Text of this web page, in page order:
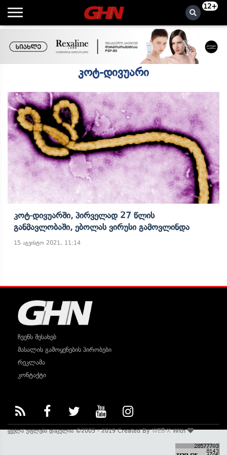
12+
კოტ-დივუარი
Კოტ-Დივუარში, Პირველად 27 Წლის
Განმავლობაში, Ებოლას Ვირუსი Გამოვლინდა
15 აგვისტო 2021, 11:14
ჩვენს შესახებ
მასალის გამოყენების პირობები
რეკლამა
კონტაქტი
ყველა უფლება დაცულია ©2005 - 2019 Created ByWEB-XWith